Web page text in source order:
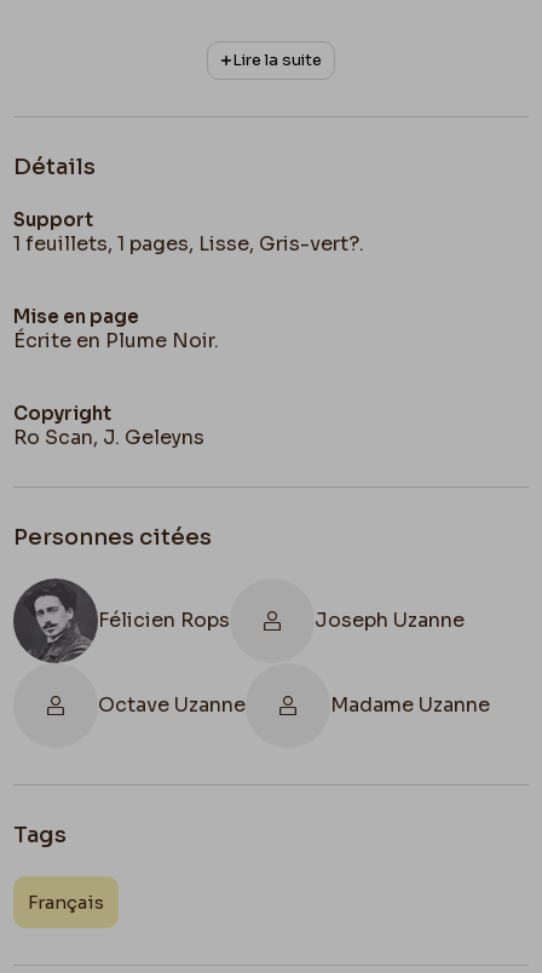
Lire la suite
Détails
Support
1 feuillets, 1 pages, Lisse, Gris-vert?.
Mise en page
Écrite en Plume Noir.
Copyright
Ro Scan, J. Geleyns
Personnes citées
Félicien Rops Joseph Uzanne
Octave Uzanne Madame Uzanne
Tags
Français